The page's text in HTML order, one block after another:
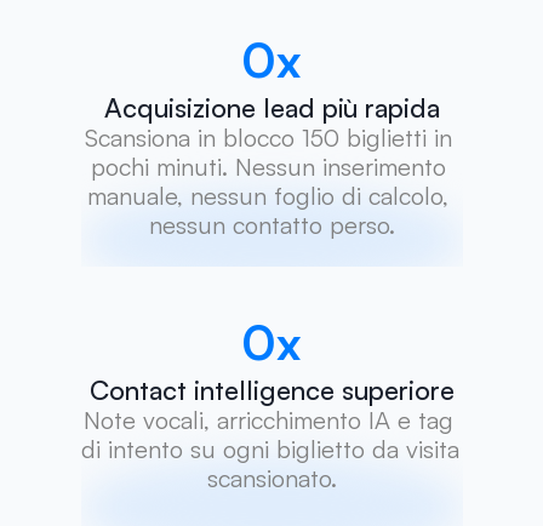
0x
Acquisizione lead più rapida
Scansiona in blocco 150 biglietti in
pochi minuti. Nessun inserimento
manuale, nessun foglio di calcolo,
nessun contatto perso.
0x
Contact intelligence superiore
Note vocali, arricchimento IA e tag
di intento su ogni biglietto da visita
scansionato.